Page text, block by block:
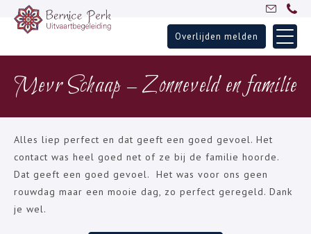
Skip
to
content
Home
Uitvaartbegeleiding
Ervaringen
Partners
Blogs
Overlijden melden
Mevr Schaap – Zonneveld en familie
Alles liep perfect en dat geeft een goed gevoel. Het
contact was heel goed net of ze bij de familie hoorde.
Dat geeft een goed gevoel. Het was voor ons geen
rouwdag maar een mooie dag, zo perfect geregeld. Dank
je wel.